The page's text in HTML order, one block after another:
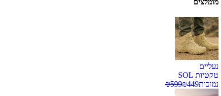
נעליים
טקטיות SOL
נמוכות
₪449
₪599